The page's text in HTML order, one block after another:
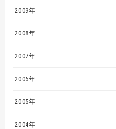
2009年
2008年
2007年
2006年
2005年
2004年